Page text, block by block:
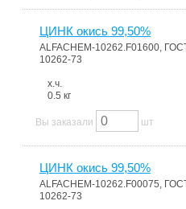
ЦИНК окись 99,50%
ALFACHEM-10262.F01600,
10262-73
х.ч.
0.5 кг
Вы заказали шт
ЦИНК окись 99,50%
ALFACHEM-10262.F00075,
10262-73